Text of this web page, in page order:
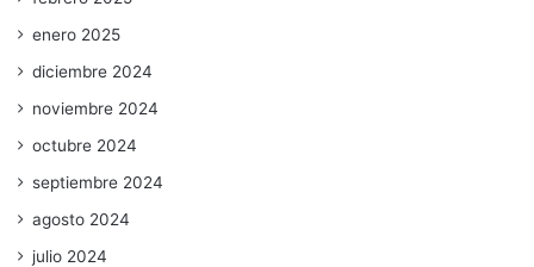
enero 2025
diciembre 2024
noviembre 2024
octubre 2024
septiembre 2024
agosto 2024
julio 2024